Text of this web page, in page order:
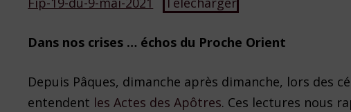
Dans nos crises … échos du Proche Orient
Depuis Pâques, dimanche après dimanche, lors des
entendent les Actes des Apôtres. Ces lectures nous